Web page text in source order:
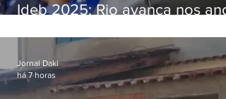
Ideb 2025: Rio avança nos
nacional
Jornal Daki
há 7 horas